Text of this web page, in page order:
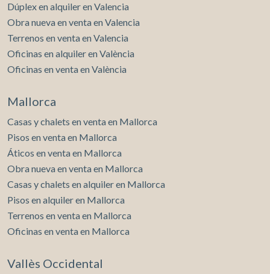
Dúplex en alquiler en Valencia
Obra nueva en venta en Valencia
Terrenos en venta en Valencia
Oficinas en alquiler en València
Oficinas en venta en València
Mallorca
Casas y chalets en venta en Mallorca
Pisos en venta en Mallorca
Áticos en venta en Mallorca
Obra nueva en venta en Mallorca
Casas y chalets en alquiler en Mallorca
Pisos en alquiler en Mallorca
Terrenos en venta en Mallorca
Oficinas en venta en Mallorca
Vallès Occidental